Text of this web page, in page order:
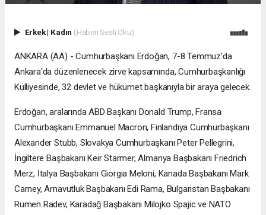
Erkek| Kadın (Haberi Sesli Oku)
ANKARA (AA) - Cumhurbaşkanı Erdoğan, 7-8 Temmuz'da
Ankara'da düzenlenecek zirve kapsamında, Cumhurbaşkanlığı
Külliyesinde, 32 devlet ve hükümet başkanıyla bir araya gelecek.
Erdoğan, aralarında ABD Başkanı Donald Trump, Fransa
Cumhurbaşkanı Emmanuel Macron, Finlandiya Cumhurbaşkanı
Alexander Stubb, Slovakya Cumhurbaşkanı Peter Pellegrini,
İngiltere Başbakanı Keir Starmer, Almanya Başbakanı Friedrich
Merz, İtalya Başbakanı Giorgia Meloni, Kanada Başbakanı Mark
Carney, Arnavutluk Başbakanı Edi Rama, Bulgaristan Başbakanı
Rumen Radev, Karadağ Başbakanı Milojko Spajic ve NATO